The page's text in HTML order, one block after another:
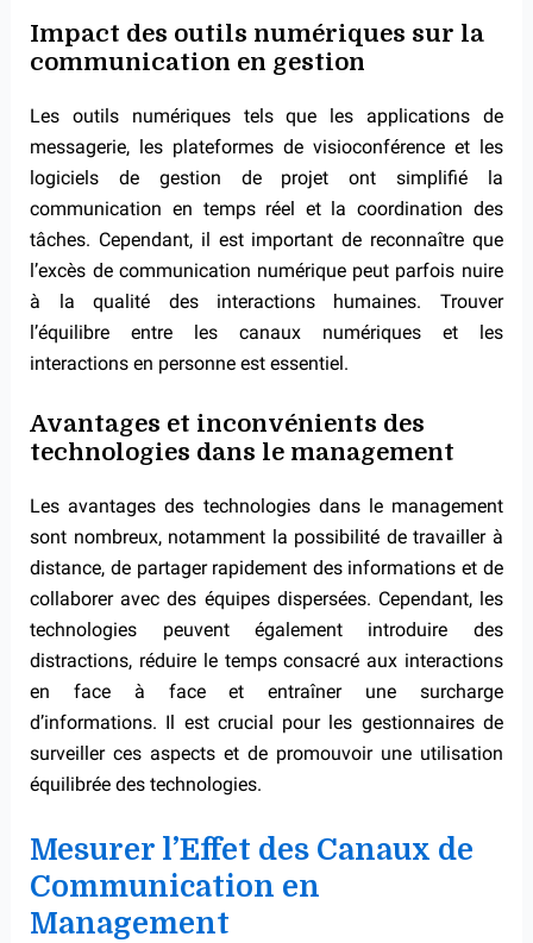
Impact des outils numériques sur la
communication en gestion
Les outils numériques tels que les applications de
messagerie, les plateformes de visioconférence et les
logiciels de gestion de projet ont simplifié la
communication en temps réel et la coordination des
tâches. Cependant, il est important de reconnaître que
l’excès de communication numérique peut parfois nuire
à la qualité des interactions humaines. Trouver
l’équilibre entre les canaux numériques et les
interactions en personne est essentiel.
Avantages et inconvénients des
technologies dans le management
Les avantages des technologies dans le management
sont nombreux, notamment la possibilité de travailler à
distance, de partager rapidement des informations et de
collaborer avec des équipes dispersées. Cependant, les
technologies peuvent également introduire des
distractions, réduire le temps consacré aux interactions
en face à face et entraîner une surcharge
d’informations. Il est crucial pour les gestionnaires de
surveiller ces aspects et de promouvoir une utilisation
équilibrée des technologies.
Mesurer l’Effet des Canaux de
Communication en
Management